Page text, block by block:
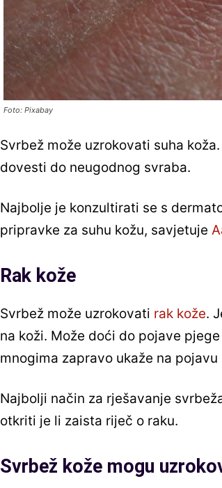
Foto: Pixabay
Svrbež može uzrokovati suha
dovesti do neugodnog svraba.
Najbolje je konzultirati se s
pripravke za suhu kožu, savjetuje
Rak kože
Svrbež može uzrokovati rak kože.
na koži. Može doći do pojave
mnogima zapravo ukaže na
Najbolji način za rješavanje
otkriti je li zaista riječ o raku.
Svrbež kože mogu